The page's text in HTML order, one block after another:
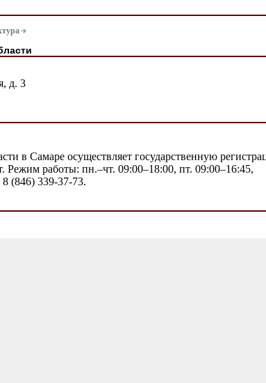
д. 3
в Самаре осуществляет государственную
Режим работы: пн.–чт. 09:00–18:00, пт. 09:00–16:45,
(846) 339-37-73.